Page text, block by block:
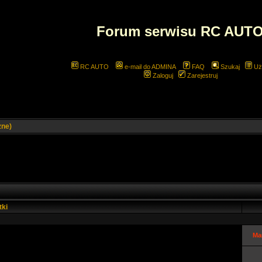
Forum serwisu RC
RC AUTO e-mail do ADMINA FAQ Szukaj
Zaloguj
Zarejestruj